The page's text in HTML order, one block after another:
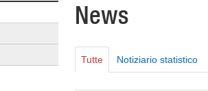
News
Tutte Notiziario statistico